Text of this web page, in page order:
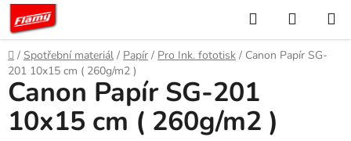
Přejít
obsah
Hledat
KOŠÍK
Domů
/ Spotřební materiál / Papír / Pro Ink. fototisk / Canon Papír SG-
201 10x15 cm ( 260g/m2 )
Canon Papír SG-201
10x15 cm ( 260g/m2 )